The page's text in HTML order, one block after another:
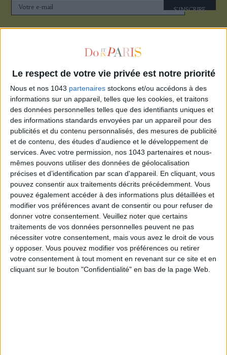
Le respect de votre vie privée est notre priorité
Nous et nos 1043 partenaires stockons et/ou accédons à des
informations sur un appareil, telles que les cookies, et traitons
des données personnelles telles que des identifiants uniques et
des informations standards envoyées par un appareil pour des
publicités et du contenu personnalisés, des mesures de publicité
et de contenu, des études d'audience et le développement de
services. Avec votre permission, nos 1043 partenaires et nous-
mêmes pouvons utiliser des données de géolocalisation
précises et d’identification par scan d'appareil. En cliquant, vous
pouvez consentir aux traitements décrits précédemment. Vous
pouvez également accéder à des informations plus détaillées et
modifier vos préférences avant de consentir ou pour refuser de
donner votre consentement. Veuillez noter que certains
traitements de vos données personnelles peuvent ne pas
nécessiter votre consentement, mais vous avez le droit de vous
y opposer. Vous pouvez modifier vos préférences ou retirer
votre consentement à tout moment en revenant sur ce site et en
cliquant sur le bouton "Confidentialité" en bas de la page Web.
S'INSCRIRE
ADOPT PARFUMS RÉVOLUTIONNE LA PARFUMERIE MADE IN FRANCE À PETIT PRIX